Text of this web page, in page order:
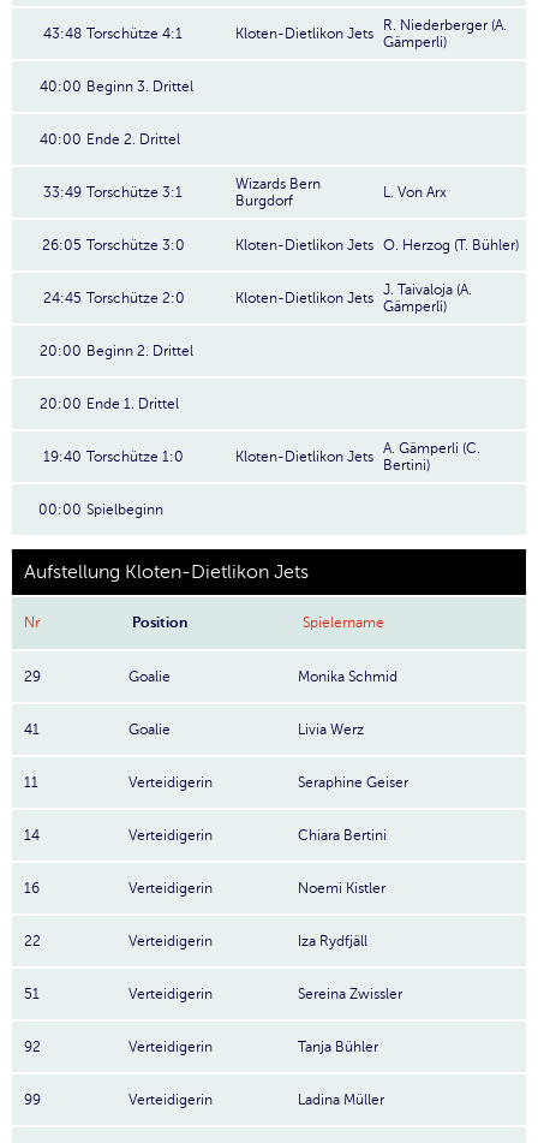
43:48 Torschütze 4:1 Kloten-Dietlikon Jets
R. Niederberger (A.
Gämperli)
40:00 Beginn 3. Drittel
40:00 Ende 2. Drittel
33:49 Torschütze 3:1
Wizards Bern
Burgdorf
L. Von Arx
26:05 Torschütze 3:0 Kloten-Dietlikon Jets O. Herzog (T. Bühler)
24:45 Torschütze 2:0 Kloten-Dietlikon Jets J. Taivaloja (A.
Gämperli)
20:00 Beginn 2. Drittel
20:00 Ende 1. Drittel
19:40 Torschütze 1:0 Kloten-Dietlikon Jets A. Gämperli (C.
Bertini)
00:00 Spielbeginn
Aufstellung Kloten-Dietlikon Jets
Nr Position Spielername
29 Goalie Monika Schmid
41 Goalie Livia Werz
11 Verteidigerin Seraphine Geiser
14 Verteidigerin Chiara Bertini
16 Verteidigerin Noemi Kistler
22 Verteidigerin Iza Rydfjäll
51 Verteidigerin Sereina Zwissler
92 Verteidigerin Tanja Bühler
99 Verteidigerin Ladina Müller